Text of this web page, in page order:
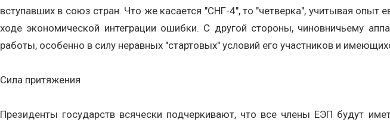
вступавших в союз стран. Что же касается "СНГ-4", то "четверка", учитывая
ходе экономической интеграции ошибки. С другой стороны, чиновничьему
работы, особенно в силу неравных "стартовых" условий его участников и
Сила притяжения
Президенты государств всячески подчеркивают, что все члены ЕЭП будут